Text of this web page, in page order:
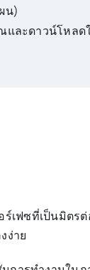
น)
และดาวน์โหล
ร์เฟซที่เป็นมิตร
ง่าย